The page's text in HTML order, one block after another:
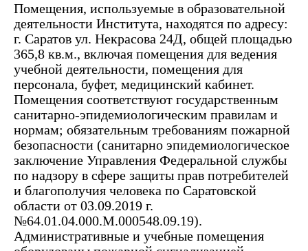
Помещения, используемые в образовательной
деятельности Института, находятся по адресу:
г. Саратов ул. Некрасова 24Д, общей площадью
365,8 кв.м., включая помещения для ведения
учебной деятельности, помещения для
персонала, буфет, медицинский кабинет.
Помещения соответствуют государственным
санитарно-эпидемиологическим правилам и
нормам; обязательным требованиям пожарной
безопасности (санитарно эпидемиологическое
заключение Управления Федеральной службы
по надзору в сфере защиты прав потребителей
и благополучия человека по Саратовской
области от 03.09.2019 г.
№64.01.04.000.М.000548.09.19).
Административные и учебные помещения